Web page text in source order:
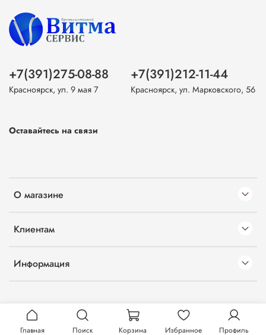
О магазине
Клиентам
Информация
+7(391)275-08-88
Красноярск, ул. 9 мая 7
+7(391)212-11-44
Красноярск, ул. Марковского, 56
Оставайтесь на связи
Главная Поиск Корзина Избранное Профиль